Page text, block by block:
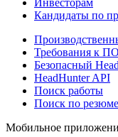
Кандидаты по
Требования к ПО
Безопасный
HeadHunter API
Поиск работы
Поиск по резюме
Мобильное